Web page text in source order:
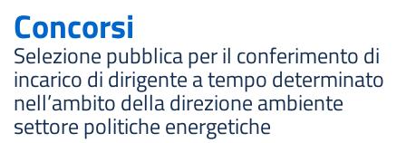
Concorsi
Selezione pubblica per il conferimento di
incarico di dirigente a tempo determinato
nell’ambito della direzione ambiente
settore politiche energetiche